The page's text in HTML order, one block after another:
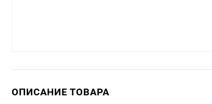
ОПИСАНИЕ ТОВАРА